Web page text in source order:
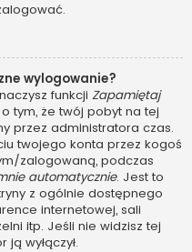
wylogowanie?
funkcji Zapamiętaj
tym, że twój pobyt na tej
przez administratora czas.
twojego konta przez kogoś
zalogowaną, podczas
automatycznie. Jest to
z ogólnie dostępnego
internetowej, sali
itp. Jeśli nie widzisz tej
wyłączył.